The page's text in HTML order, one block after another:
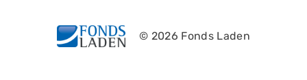
© 2026 Fonds Laden